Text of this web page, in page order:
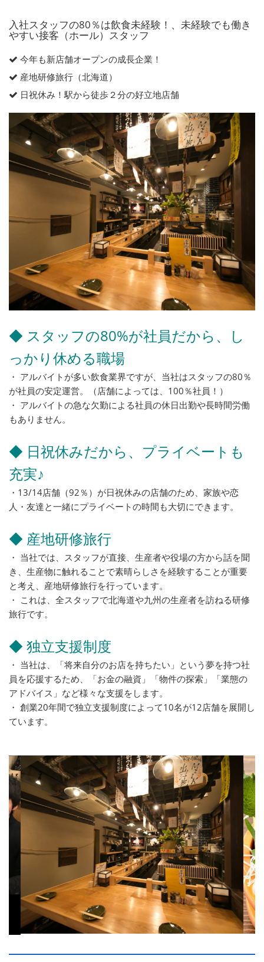
入社スタッフの80％は飲食未経験！、未経験でも働き
やすい接客（ホール）スタッフ
今年も新店舗オープンの成長企業！
産地研修旅行（北海道）
日祝休み！駅から徒歩２分の好立地店舗
◆ スタッフの80%が社員だから、し
っかり休める職場
・ アルバイトが多い飲食業界ですが、当社はスタッフの80％
が社員の安定運営。（店舗によっては、100％社員！）
・ アルバイトの急な欠勤による社員の休日出勤や長時間労働
もありません。
◆ 日祝休みだから、プライベートも
充実♪
・13/14店舗（92％）が日祝休みの店舗のため、家族や恋
人・友達と一緒にプライベートの時間も大切にできます。
◆ 産地研修旅行
・ 当社では、スタッフが直接、生産者や役場の方から話を聞
き、生産物に触れることで素晴らしさを経験することが重要
と考え、産地研修旅行を行っています。
・ これは、全スタッフで北海道や九州の生産者を訪ねる研修
旅行です。
◆ 独立支援制度
・ 当社は、「将来自分のお店を持ちたい」という夢を持つ社
員を応援するため、「お金の融資」「物件の探索」「業態の
アドバイス」など様々な支援をします。
・ 創業20年間で独立支援制度によって10名が12店舗を展開し
ています。